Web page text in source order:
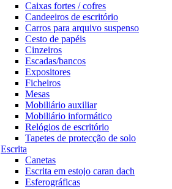
Caixas fortes / cofres
Candeeiros de escritório
Carros para arquivo suspenso
Cesto de papéis
Cinzeiros
Escadas/bancos
Expositores
Ficheiros
Mesas
Mobiliário auxiliar
Mobiliário informático
Relógios de escritório
Tapetes de protecção de solo
Escrita
Canetas
Escrita em estojo caran dach
Esferográficas